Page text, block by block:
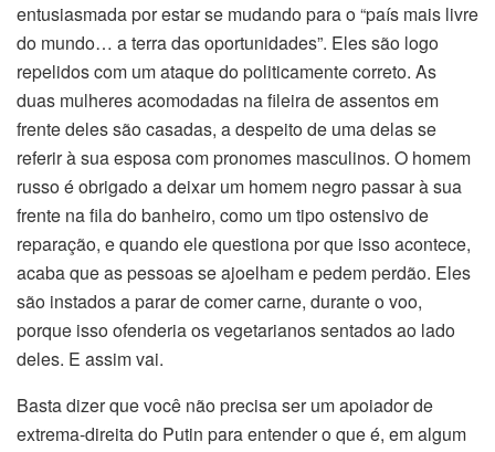
entusiasmada por estar se mudando para o “país mais livre
do mundo… a terra das oportunidades”. Eles são logo
repelidos com um ataque do politicamente correto. As
duas mulheres acomodadas na fileira de assentos em
frente deles são casadas, a despeito de uma delas se
referir à sua esposa com pronomes masculinos. O homem
russo é obrigado a deixar um homem negro passar à sua
frente na fila do banheiro, como um tipo ostensivo de
reparação, e quando ele questiona por que isso acontece,
acaba que as pessoas se ajoelham e pedem perdão. Eles
são instados a parar de comer carne, durante o voo,
porque isso ofenderia os vegetarianos sentados ao lado
deles. E assim vai.
Basta dizer que você não precisa ser um apoiador de
extrema-direita do Putin para entender o que é, em algum